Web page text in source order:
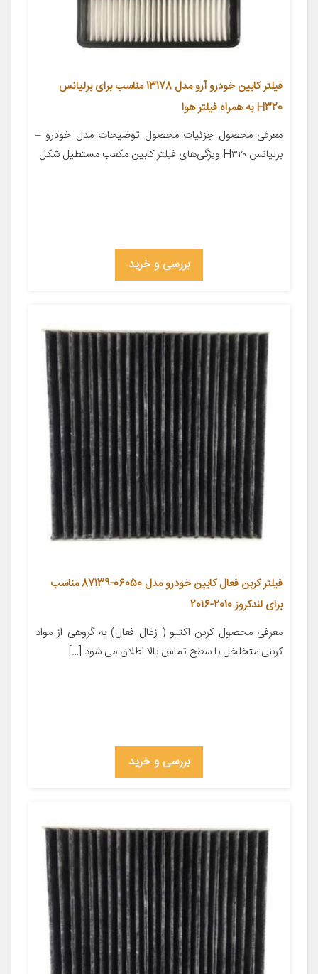
فیلتر کابین خودرو آرو مدل 13178 مناسب برای برلیانس
H320 به همراه فیلتر هوا
معرفی محصول جزئیات محصول توضیحات مدل خودرو –
برلیانس H۳۲۰ ویژگی‌های فیلتر کابین مکعب مستطیل شکل
بررسی و خرید
فیلتر کربن فعال کابین خودرو مدل 06050-87139 مناسب
برای لندکروز 2010-2016
معرفی محصول کربن اکتیو ( زغال فعال) به گروهی از مواد
کربنی متخلخل با سطح تماس بالا اطلاق می شود […]
بررسی و خرید